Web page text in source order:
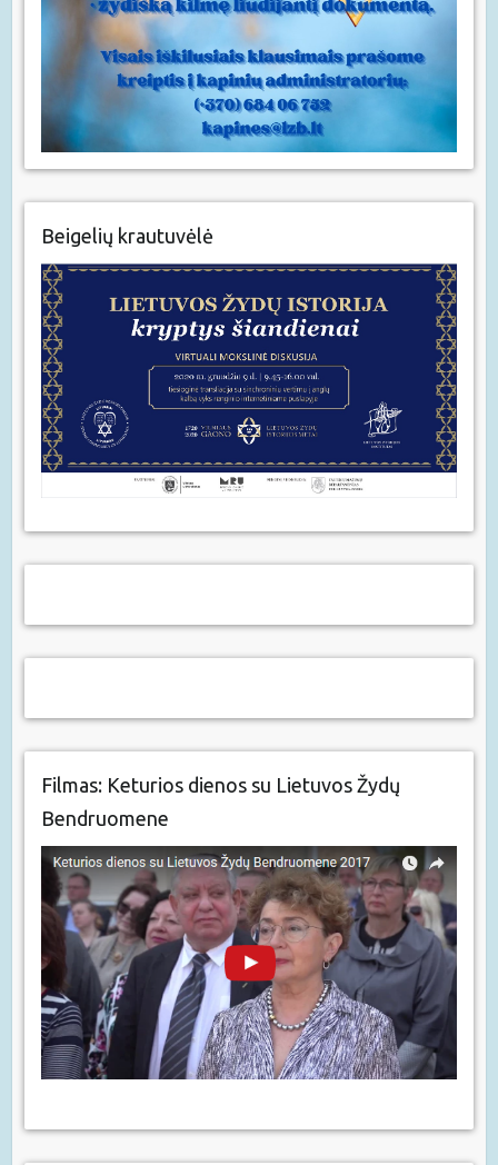
Beigelių krautuvėlė
Filmas: Keturios dienos su Lietuvos Žydų
Bendruomene